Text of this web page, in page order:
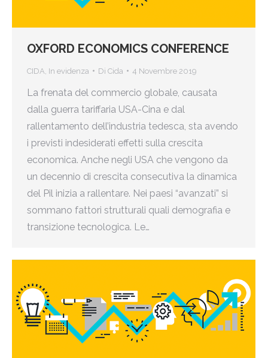
OXFORD ECONOMICS CONFERENCE
CIDA In evidenza Di Cida 4 Novembre 2019
La frenata del commercio globale, causata
dalla guerra tariffaria USA-Cina e dal
rallentamento dell’industria tedesca, sta avendo
i previsti indesiderati effetti sulla crescita
economica. Anche negli USA che vengono da
un decennio di crescita consecutiva la dinamica
del Pil inizia a rallentare. Nei paesi “avanzati” si
sommano fattori strutturali quali demografia e
transizione tecnologica. Le…